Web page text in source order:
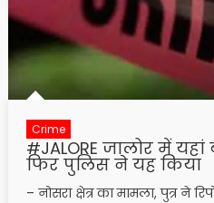
Crime
#JALORE जालोर में
फिर पुलिस ने यह किया
– नोसरा क्षेत्र का मामला, पुत्र ने